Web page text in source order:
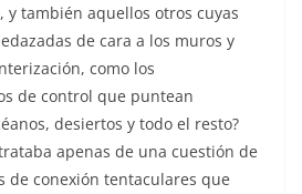
también aquellos otros cuyas
de cara a los muros y
como los
de control que puntean
desiertos y todo el resto?
apenas de una cuestión de
de conexión tentaculares que